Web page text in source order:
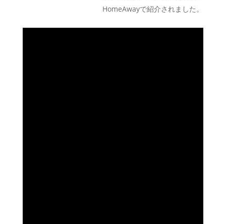
HomeAwayで紹介されました。